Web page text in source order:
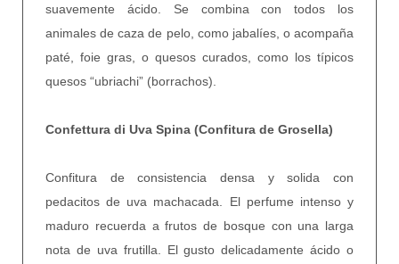
suavemente ácido. Se combina con todos los
animales de caza de pelo, como jabalíes, o acompaña
paté, foie gras, o quesos curados, como los típicos
quesos “ubriachi” (borrachos).
Confettura di Uva Spina (Confitura de Grosella)
Confitura de consistencia densa y solida con
pedacitos de uva machacada. El perfume intenso y
maduro recuerda a frutos de bosque con una larga
nota de uva frutilla. El gusto delicadamente ácido o